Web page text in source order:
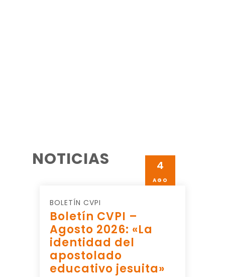
NOTICIAS 4
AGO
BOLETÍN CVPI
Boletín CVPI –
Agosto 2026: «La
identidad del
apostolado
educativo jesuita»